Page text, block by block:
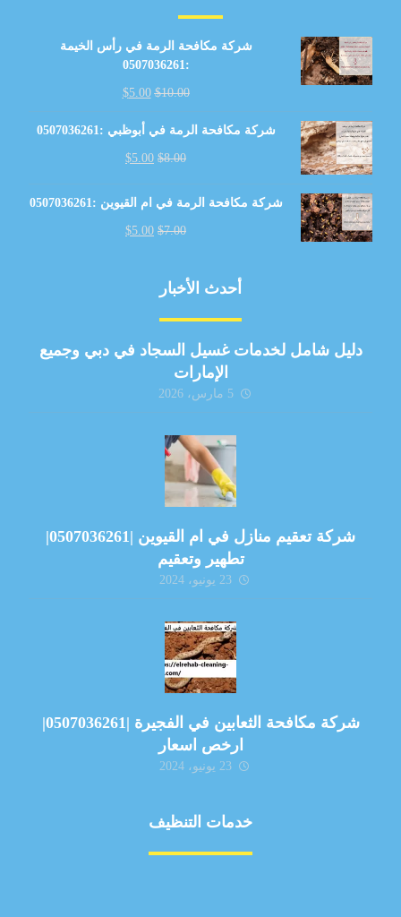
شركة مكافحة الرمة في رأس الخيمة
:0507036261
$10.00
$5.00
شركة مكافحة الرمة في أبوظبي :0507036261
$8.00
$5.00
شركة مكافحة الرمة في ام القيوين :0507036261
$7.00
$5.00
أحدث الأخبار
دليل شامل لخدمات غسيل السجاد في دبي وجميع
الإمارات
5 مارس، 2026
شركة تعقيم منازل في ام القيوين |0507036261|
تطهير وتعقيم
23 يونيو، 2024
شركة مكافحة الثعابين في الفجيرة |0507036261|
ارخص اسعار
23 يونيو، 2024
خدمات التنظيف